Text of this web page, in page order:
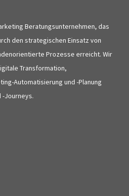
Beratungsunternehmen, das
den strategischen Einsatz von
Prozesse erreicht. Wir
Transformation,
Automatisierung und -Planung
-Journeys.